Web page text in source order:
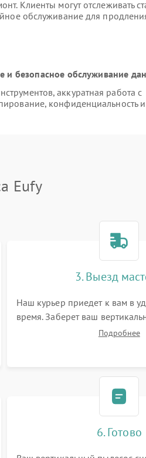
Клиенты могут отслеживать
обслуживание для
безопасное обслуживание
аккуратная работа с
конфиденциальность
Eufy
3. Выезд
Наш курьер приедет к вам в
время. Заберет ваш
привезет на склад дляПодробнее
6. Готово